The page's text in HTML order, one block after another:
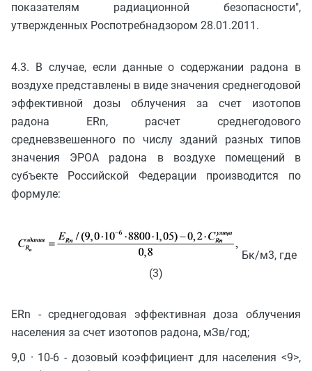
показателям радиационной безопасности",
утвержденных Роспотребнадзором 28.01.2011.
4.3. В случае, если данные о содержании радона в
воздухе представлены в виде значения среднегодовой
эффективной дозы облучения за счет изотопов
радона ERn, расчет среднегодового
средневзвешенного по числу зданий разных типов
значения ЭРОА радона в воздухе помещений в
субъекте Российской Федерации производится по
формуле:
Бк/м3, где
(3)
ERn - среднегодовая эффективная доза облучения
населения за счет изотопов радона, мЗв/год;
9,0 · 10-6 - дозовый коэффициент для населения <9>,